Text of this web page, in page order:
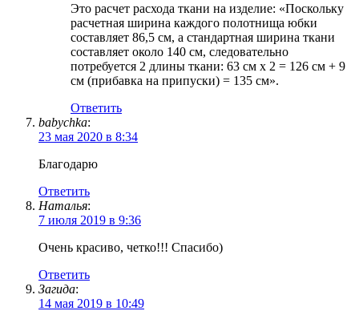
Это расчет расхода ткани на изделие: «Поскольку
расчетная ширина каждого полотнища юбки
составляет 86,5 см, а стандартная ширина ткани
составляет около 140 см, следовательно
потребуется 2 длины ткани: 63 см х 2 = 126 см + 9
см (прибавка на припуски) = 135 см».
Ответить
babychka:
23 мая 2020 в 8:34
Благодарю
Ответить
Наталья:
7 июля 2019 в 9:36
Очень красиво, четко!!! Спасибо)
Ответить
Загида:
14 мая 2019 в 10:49